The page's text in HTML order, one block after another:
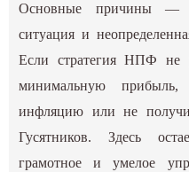
Основные причины —
ситуация и
Если стратегия НПФ не
минимальную
инфляцию или не
Гусятников. Здесь
грамотное и умелое